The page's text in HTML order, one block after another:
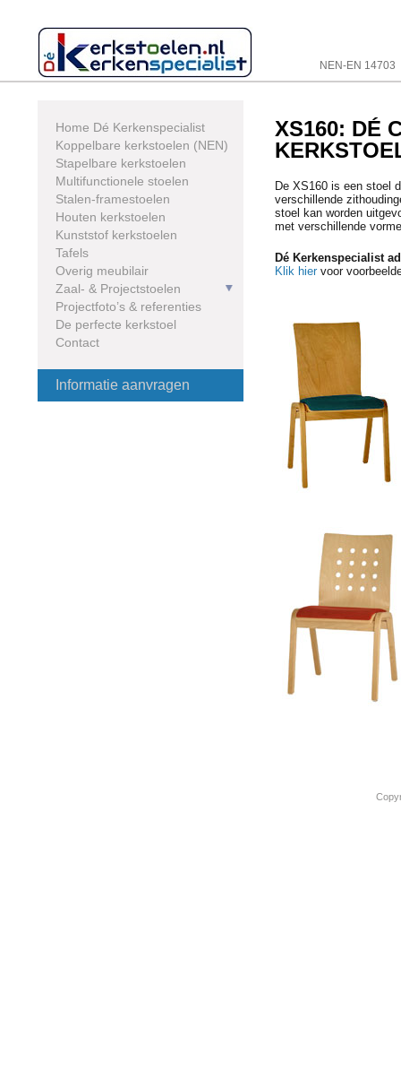
content
NEN-EN 14703
Home Dé Kerkenspecialist
Koppelbare kerkstoelen (NEN)
Stapelbare kerkstoelen
Multifunctionele stoelen
Stalen-framestoelen
Houten kerkstoelen
Kunststof kerkstoelen
Tafels
Overig meubilair
Zaal- & Projectstoelen
Projectfoto’s & referenties
De perfecte kerkstoel
Contact
Informatie aanvragen
XS160: DÉ
De XS160 is een stoel
verschillende
stoel kan worden
met verschillende
Dé Kerkenspecialist
Klik hier voor